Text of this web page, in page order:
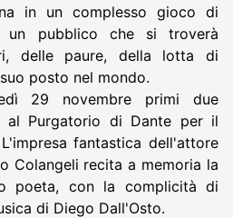
in un complesso gioco di
un pubblico che si troverà
delle paure, della lotta di
posto nel mondo.
29 novembre primi due
al Purgatorio di Dante per il
fantastica dell'attore
Colangeli recita a memoria la
poeta, con la complicità di
di Diego Dall'Osto.